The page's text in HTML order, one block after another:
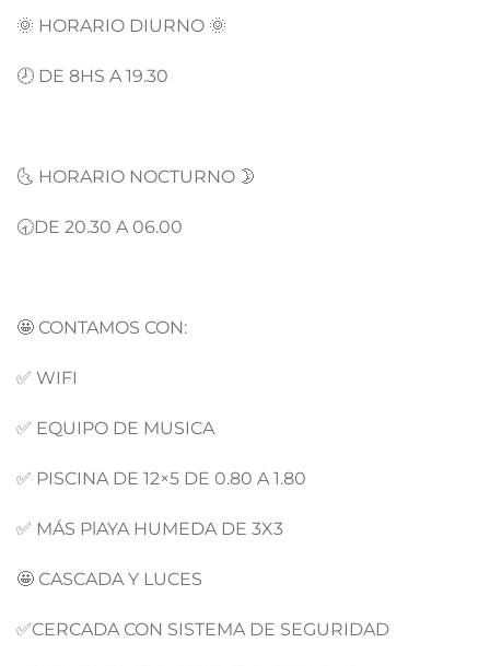
🌞 HORARIO DIURNO 🌞
🕗 DE 8HS A 19.30
🌜 HORARIO NOCTURNO 🌛
🕣DE 20.30 A 06.00
🤩 CONTAMOS CON:
✅ WIFI
✅ EQUIPO DE MUSICA
✅ PISCINA DE 12×5 DE 0.80 A 1.80
✅ MÁS PlAYA HUMEDA DE 3X3
🤩 CASCADA Y LUCES
✅CERCADA CON SISTEMA DE SEGURIDAD